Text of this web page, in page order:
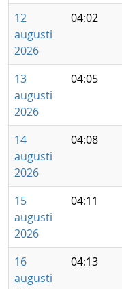
12
augusti
2026
04:02
13
augusti
2026
04:05
14
augusti
2026
04:08
15
augusti
2026
04:11
16
augusti
04:13